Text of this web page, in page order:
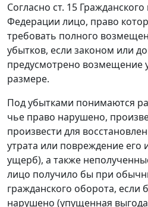
Согласно ст. 15
Федерации лицо, право
требовать полного
убытков, если законом или
предусмотрено возмещение
размере.
Под убытками понимаются
чье право нарушено,
произвести для
утрата или повреждение
ущерб), а также
лицо получило бы при
гражданского оборота, если
нарушено (упущенная